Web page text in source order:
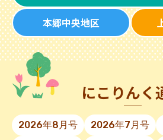
本郷中央地区
にこりんく
2026年8月号 2026年7月号